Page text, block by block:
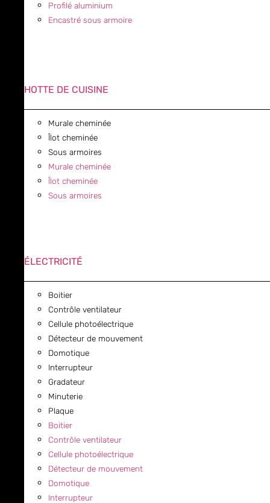
Profilé aluminium
Encastré sous armoire
HOTTE DE CUISINE
Murale cheminée
Îlot cheminée
Sous armoires
Murale cheminée
Îlot cheminée
Sous armoires
ÉLECTRICITÉ
Boitier
Contrôle ventilateur
Cellule photoélectrique
Détecteur de mouvement
Domotique
Interrupteur
Gradateur
Minuterie
Plaque
Boitier
Contrôle ventilateur
Cellule photoélectrique
Détecteur de mouvement
Domotique
Interrupteur